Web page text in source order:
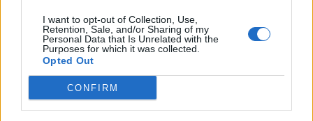
I want to opt-out of Collection, Use,
Retention, Sale, and/or Sharing of my
Personal Data that Is Unrelated with the
Purposes for which it was collected.
Opted Out
CONFIRM
()= presenze in biancoverde.
Head Coach: Marco Bortolami.
15 Devon Williams, 14 Aphiwe Dyantyi, 13
Canan Moodie, 12 David Kriel, 11 Kurt-Lee